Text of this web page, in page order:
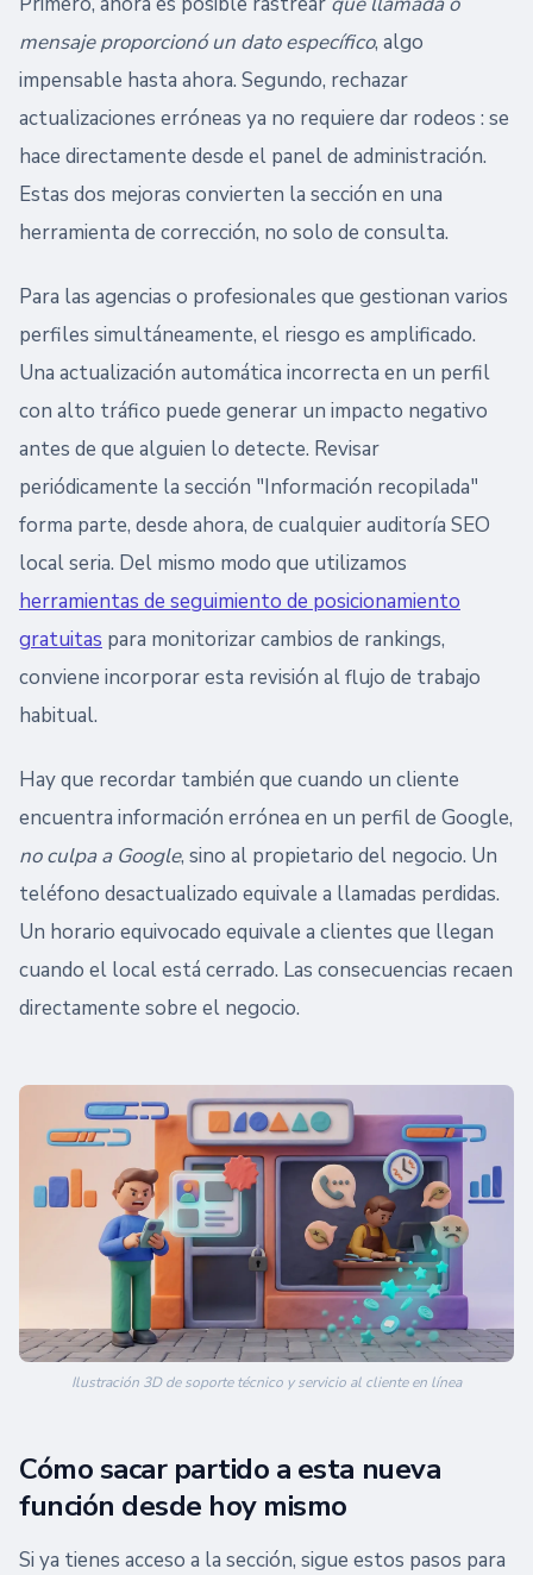
mensaje proporcionó un dato específico, algo
impensable hasta ahora. Segundo, rechazar
actualizaciones erróneas ya no requiere dar rodeos : se
hace directamente desde el panel de administración.
Estas dos mejoras convierten la sección en una
herramienta de corrección, no solo de consulta.
Para las agencias o profesionales que gestionan varios
perfiles simultáneamente, el riesgo es amplificado.
Una actualización automática incorrecta en un perfil
con alto tráfico puede generar un impacto negativo
antes de que alguien lo detecte. Revisar
periódicamente la sección "Información recopilada"
forma parte, desde ahora, de cualquier auditoría SEO
local seria. Del mismo modo que utilizamos
herramientas de seguimiento de posicionamiento
gratuitas para monitorizar cambios de rankings,
conviene incorporar esta revisión al flujo de trabajo
habitual.
Hay que recordar también que cuando un cliente
encuentra información errónea en un perfil de Google,
no culpa a Google, sino al propietario del negocio. Un
teléfono desactualizado equivale a llamadas perdidas.
Un horario equivocado equivale a clientes que llegan
cuando el local está cerrado. Las consecuencias recaen
directamente sobre el negocio.
Ilustración 3D de soporte técnico y servicio al cliente en línea
Cómo sacar partido a esta nueva
función desde hoy mismo
Si ya tienes acceso a la sección, sigue estos pasos para